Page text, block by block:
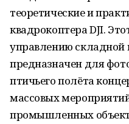
теоретические и
квадрокоптера DJI.
управлению
предназначен для
птичьего полёта
массовых
промышленных